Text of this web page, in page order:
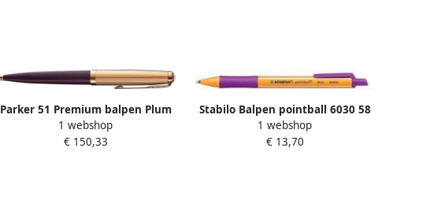
Parker 51 Premium balpen Plum
GT zwarte inkt
1 webshop
€ 150,33
Stabilo Balpen pointball 6030 58
medium lila
1 webshop
€ 13,70